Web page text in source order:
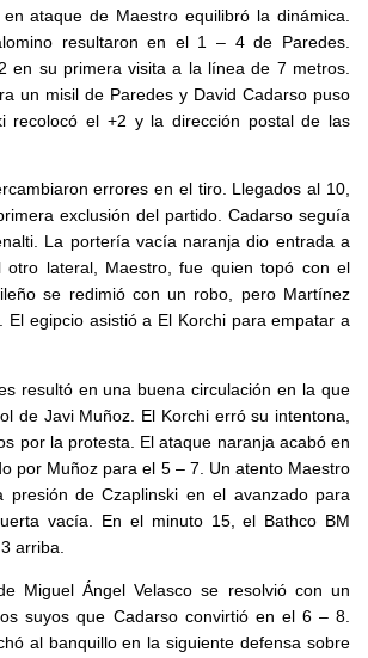
ataque de Maestro equilibró la dinámica.
resultaron en el 1 – 4 de Paredes.
en su primera visita a la línea de 7 metros.
un misil de Paredes y David Cadarso puso
recolocó el +2 y la dirección postal de las
errores en el tiro. Llegados al 10,
exclusión del partido. Cadarso seguía
La portería vacía naranja dio entrada a
otro lateral, Maestro, fue quien topó con el
se redimió con un robo, pero Martínez
El egipcio asistió a El Korchi para empatar a
resultó en una buena circulación en la que
de Javi Muñoz. El Korchi erró su intentona,
por la protesta. El ataque naranja acabó en
por Muñoz para el 5 – 7. Un atento Maestro
presión de Czaplinski en el avanzado para
vacía. En el minuto 15, el Bathco BM
arriba.
Miguel Ángel Velasco se resolvió con un
suyos que Cadarso convirtió en el 6 – 8.
al banquillo en la siguiente defensa sobre